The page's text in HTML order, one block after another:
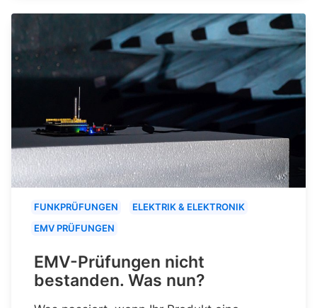
FUNKPRÜFUNGEN
ELEKTRIK & ELEKTRONIK
EMV PRÜFUNGEN
EMV-Prüfungen nicht
bestanden. Was nun?